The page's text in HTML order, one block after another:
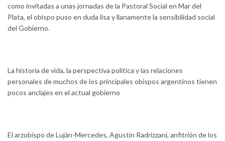
como invitadas a unas jornadas de la Pastoral Social en Mar del
Plata, el obispo puso en duda lisa y llanamente la sensibilidad social
del Gobierno.
La historia de vida, la perspectiva política y las relaciones
personales de muchos de los principales obispos argentinos tienen
pocos anclajes en el actual gobierno
El arzobispo de Luján-Mercedes, Agustín Radrizzani, anfitrión de los